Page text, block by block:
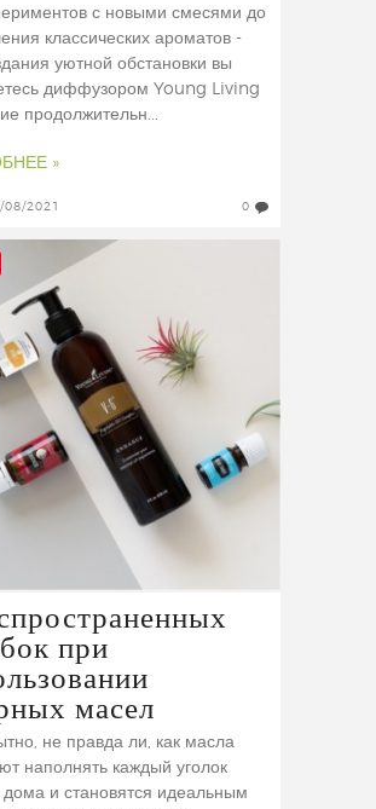
с новыми смесями до
классических ароматов -
уютной обстановки вы
диффузором Young Living
продолжительн...
»
08/2021 0
при
масел
не правда ли, как масла
наполнять каждый уголок
дома и становятся идеальным